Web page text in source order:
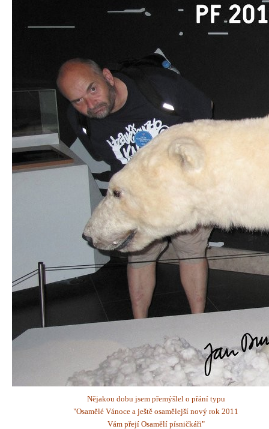
Nějakou dobu jsem přemýšlel o přání typu
"Osamělé Vánoce a ještě osamělejší nový rok 2011
Vám přejí Osamělí písničkáři"